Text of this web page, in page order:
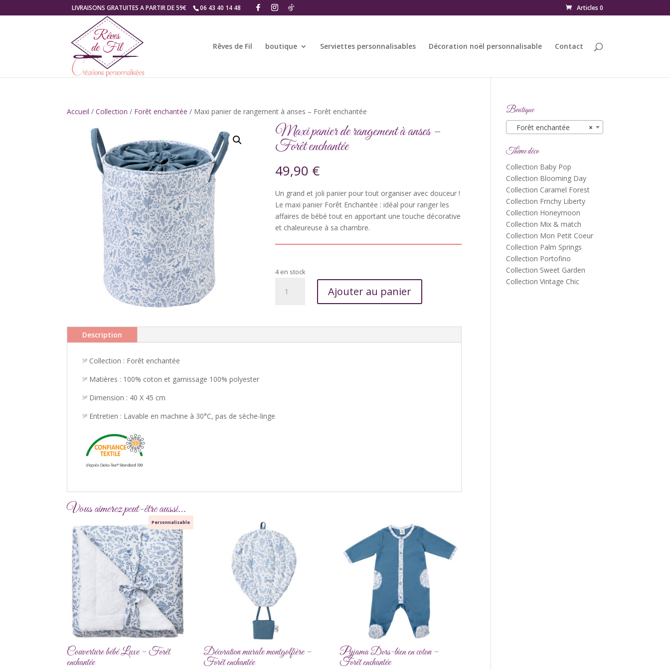
LIVRAISONS GRATUITES A PARTIR DE 59€ 06 43 40 14 48 Articles 0
Rêves de Fil boutique Serviettes personnalisables Décoration noël personnalisable Contact
Accueil /Collection / Forêt enchantée / Maxi panier de rangement à anses – Forêt enchantée
Maxi panier de rangement à anses –
Forêt enchantée
49,90 €
Un grand et joli panier pour tout organiser avec douceur !
Le maxi panier Forêt Enchantée : idéal pour ranger les
affaires de bébé tout en apportant une touche décorative
et chaleureuse à sa chambre.
4 en stock
de
rangement
Ajouter au panier
Description
Collection : Forêt enchantée
Matières : 100% coton et garnissage 100% polyester
Dimension : 40 X 45 cm
Entretien : Lavable en machine à 30°C, pas de sèche-linge
Vous aimerez peut-être aussi…
Personnalisable
Couverture bébé Luxe – Forêt
enchantée
Décoration murale montgolfière –
Forêt enchantée
Pyjama Dors-bien en coton –
Forêt enchantée
Boutique
×
Forêt enchantée
Thème déco
Collection Baby Pop
Collection Blooming Day
Collection Caramel Forest
Collection Frnchy Liberty
Collection Honeymoon
Collection Mix & match
Collection Mon Petit Coeur
Collection Palm Springs
Collection Portofino
Collection Sweet Garden
Collection Vintage Chic